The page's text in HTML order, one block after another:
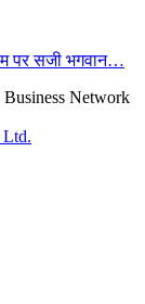
पर सजी भगवान…
Network
Ltd.